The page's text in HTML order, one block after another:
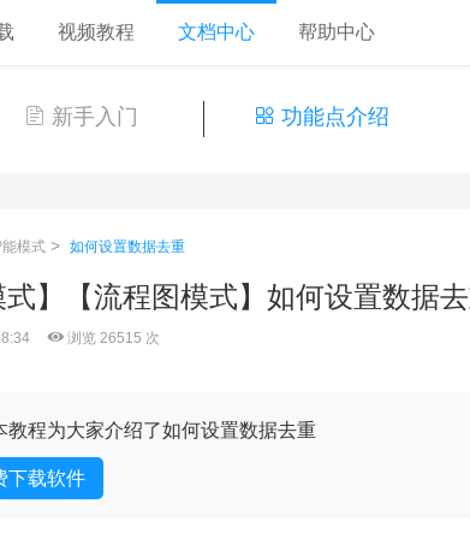
视频教程 文档中心 帮助中心
新手入门 功能点介绍
能模式 > 如何设置数据去重
式】【流程图模式】如何设置数据
浏览 26515 次
教程为大家介绍了如何设置数据去重
下载软件